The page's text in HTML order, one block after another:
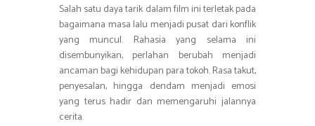
Salah satu daya tarik dalam film ini terletak pada
bagaimana masa lalu menjadi pusat dari konflik
yang muncul. Rahasia yang selama ini
disembunyikan, perlahan berubah menjadi
ancaman bagi kehidupan para tokoh. Rasa takut,
penyesalan, hingga dendam menjadi emosi
yang terus hadir dan memengaruhi jalannya
cerita.